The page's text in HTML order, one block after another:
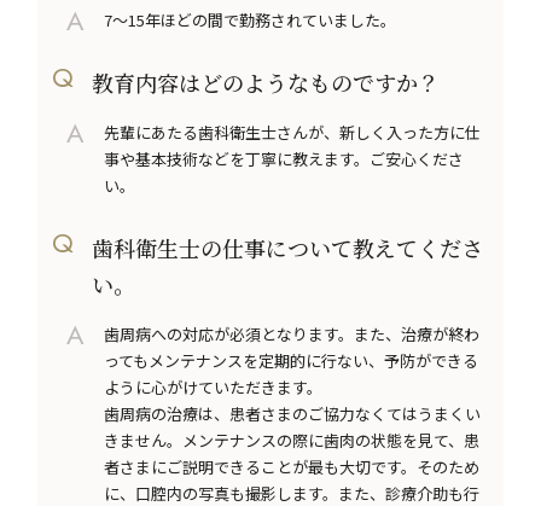
7～15年ほどの間で勤務されていました。
教育内容はどのようなものですか？
先輩にあたる歯科衛生士さんが、新しく入った方に仕
事や基本技術などを丁寧に教えます。ご安心くださ
い。
歯科衛生士の仕事について教えてくださ
い。
歯周病への対応が必須となります。また、治療が終わ
ってもメンテナンスを定期的に行ない、予防ができる
ように心がけていただきます。
歯周病の治療は、患者さまのご協力なくてはうまくい
きません。メンテナンスの際に歯肉の状態を見て、患
者さまにご説明できることが最も大切です。そのため
に、口腔内の写真も撮影します。また、診療介助も行